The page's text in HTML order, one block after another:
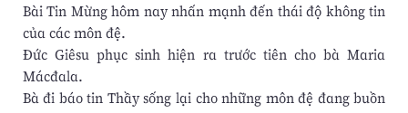
Bài Tin Mừng hôm nay nhấn mạnh đến thái độ không tin
của các môn đệ.
Đức Giêsu phục sinh hiện ra trước tiên cho bà Maria
Mácđala.
Bà đi báo tin Thầy sống lại cho những môn đệ đang buồn